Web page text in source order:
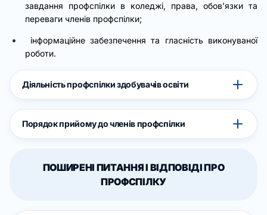
завдання профспілки в коледжі, права, обов’язки та
переваги членів профспілки;
інформаційне забезпечення та гласність виконуваної
роботи.
Діяльність профспілки здобувачів освіти
Порядок прийому до членів профспілки
ПОШИРЕНІ ПИТАННЯ І ВІДПОВІДІ ПРО
ПРОФСПІЛКУ